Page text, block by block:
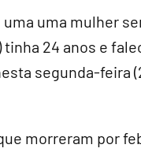
uma mulher
24 anos e
segunda-feira
morreram por